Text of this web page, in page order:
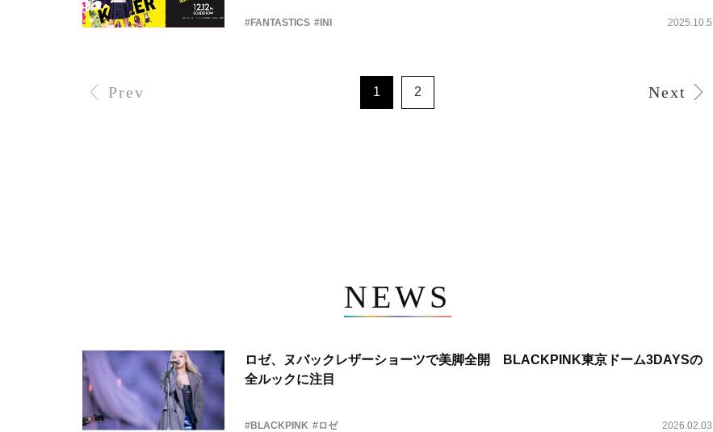
#FANTASTICS #INI 2025.10.5
Prev 1 2 Next
NEWS
ロゼ、ヌバックレザーショーツで美脚全開 BLACKPINK東京ドーム3DAYSの
全ルックに注目
#BLACKPINK #ロゼ 2026.02.03